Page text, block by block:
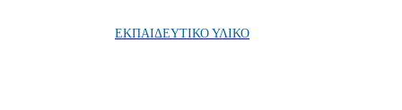
ΕΚΠΑΙΔΕΥΤΙΚΟ ΥΛΙΚΟ